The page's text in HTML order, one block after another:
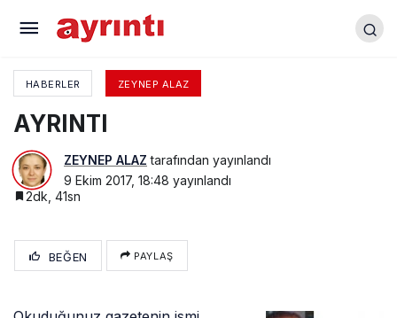
HABERLER ZEYNEP ALAZ
AYRINTI
ZEYNEP ALAZ tarafından yayınlandı
9 Ekim 2017, 18:48 yayınlandı
2dk, 41sn
BEĞEN PAYLAŞ
Göreceli Kavramlar